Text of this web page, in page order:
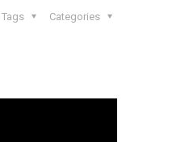
Categories
Tags